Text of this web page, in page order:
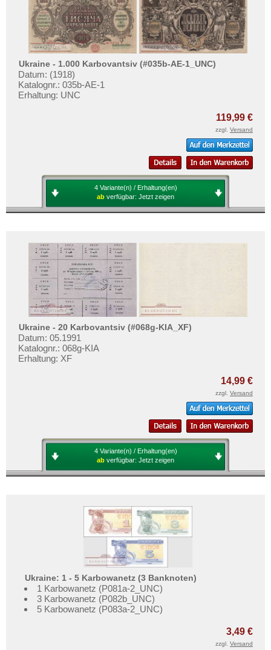
Testbanknoten
Banknotenbriefe
Kataloge
Aufbewahrung
Gutscheine
Preislisten
Ankauf
Erhaltungsgrade
FAQ
Mehr über...
Zahlungsbedingungen
Privatsphäre und Datenschutz
Widerrufsbelehrung
Liefer- und Versandkosten
Ukraine - 1.000 Karbovantsiv (#035b-AE-1_UNC)
Datum: (1918)
Katalognr.: 035b-AE-1
Erhaltung: UNC
119,99 €
zzgl. Versand
4 Variante(n) / Erhaltung(en)
ab verfügbar: Jetzt zeigen
Ukraine - 20 Karbovantsiv (#068g-KIA_XF)
Datum: 05.1991
Katalognr.: 068g-KIA
Erhaltung: XF
14,99 €
zzgl. Versand
4 Variante(n) / Erhaltung(en)
ab verfügbar: Jetzt zeigen
Ukraine: 1 - 5 Karbowanetz (3 Banknoten)
1 Karbowanetz (P081a-2_UNC)
3 Karbowanetz (P082b_UNC)
5 Karbowanetz (P083a-2_UNC)
3,49 €
zzgl. Versand